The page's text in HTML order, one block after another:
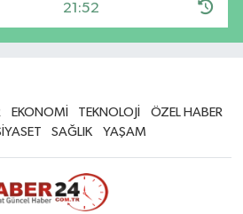
21:52
EKONOMİ TEKNOLOJİ
ÖZEL HABER
SAĞLIK YAŞAM